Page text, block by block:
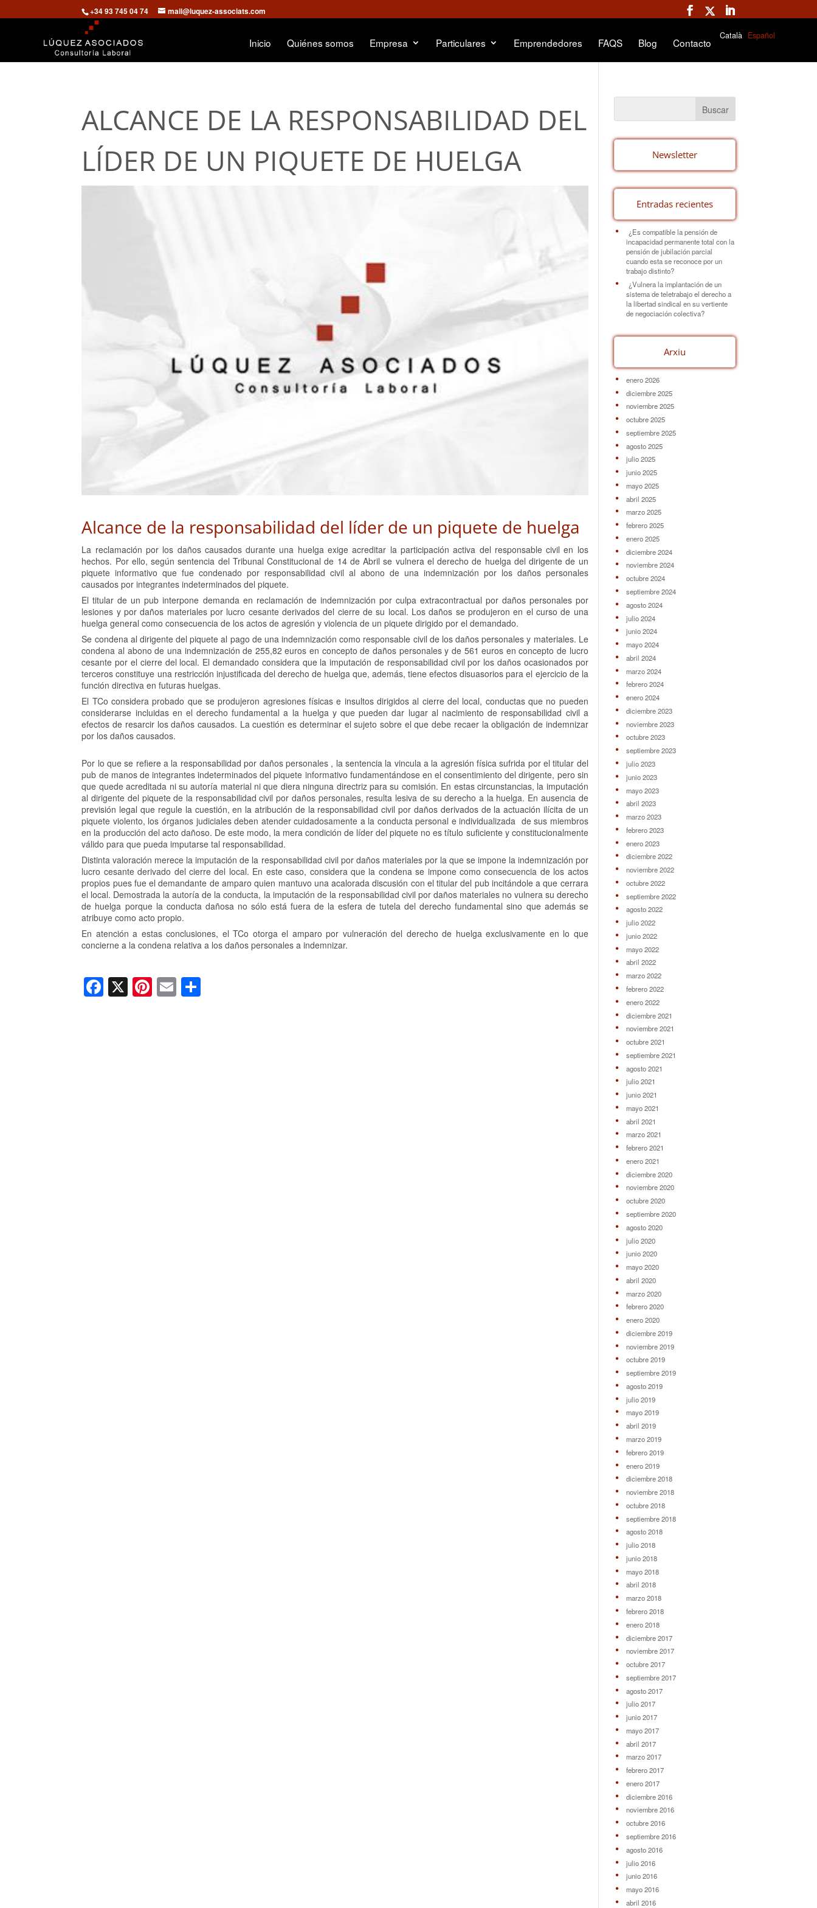
+34 93 745 04 74 mail@luquez-associats.com
Inicio Quiénes somos Empresa Particulares Emprendedores FAQS Blog Contacto
Català Español
ALCANCE DE LA RESPONSABILIDAD DEL
LÍDER DE UN PIQUETE DE HUELGA
Alcance de la responsabilidad del líder de un piquete de huelga
La reclamación por los daños causados durante una huelga exige acreditar la participación activa del responsable civil en los
hechos. Por ello, según sentencia del Tribunal Constitucional de 14 de Abril se vulnera el derecho de huelga del dirigente de un
piquete informativo que fue condenado por responsabilidad civil al abono de una indemnización por los daños personales
causados por integrantes indeterminados del piquete.
El titular de un pub interpone demanda en reclamación de indemnización por culpa extracontractual por daños personales por
lesiones y por daños materiales por lucro cesante derivados del cierre de su local. Los daños se produjeron en el curso de una
huelga general como consecuencia de los actos de agresión y violencia de un piquete dirigido por el demandado.
Se condena al dirigente del piquete al pago de una indemnización como responsable civil de los daños personales y materiales. Le
condena al abono de una indemnización de 255,82 euros en concepto de daños personales y de 561 euros en concepto de lucro
cesante por el cierre del local. El demandado considera que la imputación de responsabilidad civil por los daños ocasionados por
terceros constituye una restricción injustificada del derecho de huelga que, además, tiene efectos disuasorios para el ejercicio de la
función directiva en futuras huelgas.
El TCo considera probado que se produjeron agresiones físicas e insultos dirigidos al cierre del local, conductas que no pueden
considerarse incluidas en el derecho fundamental a la huelga y que pueden dar lugar al nacimiento de responsabilidad civil a
efectos de resarcir los daños causados. La cuestión es determinar el sujeto sobre el que debe recaer la obligación de indemnizar
por los daños causados.
Por lo que se refiere a la responsabilidad por daños personales , la sentencia la vincula a la agresión física sufrida por el titular del
pub de manos de integrantes indeterminados del piquete informativo fundamentándose en el consentimiento del dirigente, pero sin
que quede acreditada ni su autoría material ni que diera ninguna directriz para su comisión. En estas circunstancias, la imputación
al dirigente del piquete de la responsabilidad civil por daños personales, resulta lesiva de su derecho a la huelga. En ausencia de
previsión legal que regule la cuestión, en la atribución de la responsabilidad civil por daños derivados de la actuación ilícita de un
piquete violento, los órganos judiciales deben atender cuidadosamente a la conducta personal e individualizada de sus miembros
en la producción del acto dañoso. De este modo, la mera condición de líder del piquete no es título suficiente y constitucionalmente
válido para que pueda imputarse tal responsabilidad.
Distinta valoración merece la imputación de la responsabilidad civil por daños materiales por la que se impone la indemnización por
lucro cesante derivado del cierre del local. En este caso, considera que la condena se impone como consecuencia de los actos
propios pues fue el demandante de amparo quien mantuvo una acalorada discusión con el titular del pub incitándole a que cerrara
el local. Demostrada la autoría de la conducta, la imputación de la responsabilidad civil por daños materiales no vulnera su derecho
de huelga porque la conducta dañosa no sólo está fuera de la esfera de tutela del derecho fundamental sino que además se
atribuye como acto propio.
En atención a estas conclusiones, el TCo otorga el amparo por vulneración del derecho de huelga exclusivamente en lo que
concierne a la condena relativa a los daños personales a indemnizar.
F X Pi E
Newsletter
Entradas recientes
¿Es compatible la pensión de
incapacidad permanente total con la
pensión de jubilación parcial
cuando esta se reconoce por un
trabajo distinto?
¿Vulnera la implantación de un
sistema de teletrabajo el derecho a
la libertad sindical en su vertiente
de negociación colectiva?
Arxiu
enero 2026
diciembre 2025
noviembre 2025
octubre 2025
septiembre 2025
agosto 2025
julio 2025
junio 2025
mayo 2025
abril 2025
marzo 2025
febrero 2025
enero 2025
diciembre 2024
noviembre 2024
octubre 2024
septiembre 2024
agosto 2024
julio 2024
junio 2024
mayo 2024
abril 2024
marzo 2024
febrero 2024
enero 2024
diciembre 2023
noviembre 2023
octubre 2023
septiembre 2023
julio 2023
junio 2023
mayo 2023
abril 2023
marzo 2023
febrero 2023
enero 2023
diciembre 2022
noviembre 2022
octubre 2022
septiembre 2022
agosto 2022
julio 2022
junio 2022
mayo 2022
abril 2022
marzo 2022
febrero 2022
enero 2022
diciembre 2021
noviembre 2021
octubre 2021
septiembre 2021
agosto 2021
julio 2021
junio 2021
mayo 2021
abril 2021
marzo 2021
febrero 2021
enero 2021
diciembre 2020
noviembre 2020
octubre 2020
septiembre 2020
agosto 2020
julio 2020
junio 2020
mayo 2020
abril 2020
marzo 2020
febrero 2020
enero 2020
diciembre 2019
noviembre 2019
octubre 2019
septiembre 2019
agosto 2019
julio 2019
mayo 2019
abril 2019
marzo 2019
febrero 2019
enero 2019
diciembre 2018
noviembre 2018
octubre 2018
septiembre 2018
agosto 2018
julio 2018
junio 2018
mayo 2018
abril 2018
marzo 2018
febrero 2018
enero 2018
diciembre 2017
noviembre 2017
octubre 2017
septiembre 2017
agosto 2017
julio 2017
junio 2017
mayo 2017
abril 2017
marzo 2017
febrero 2017
enero 2017
diciembre 2016
noviembre 2016
octubre 2016
septiembre 2016
agosto 2016
julio 2016
junio 2016
mayo 2016
abril 2016